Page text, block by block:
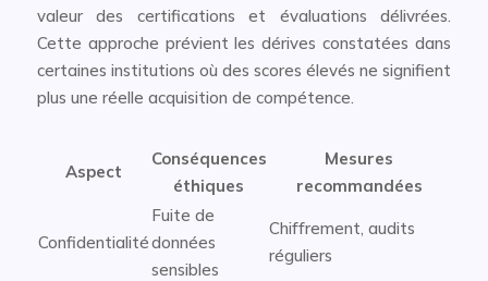
valeur des certifications et évaluations délivrées.
Cette approche prévient les dérives constatées dans
certaines institutions où des scores élevés ne signifient
plus une réelle acquisition de compétence.
Aspect
Conséquences
éthiques
Mesures
recommandées
Confidentialité
Fuite de
données
sensibles
Chiffrement, audits
réguliers